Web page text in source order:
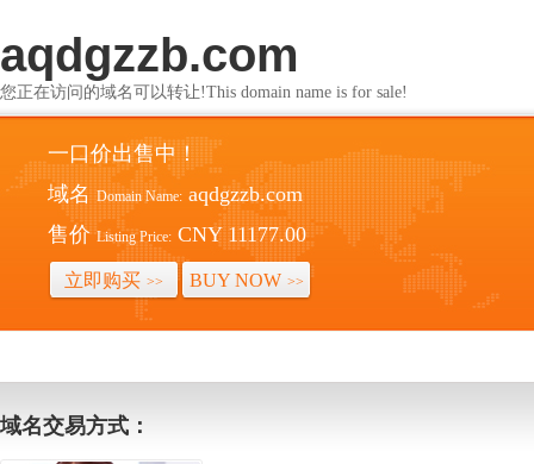
aqdgzzb.com
您正在访问的域名可以转让!This domain name is for sale!
一口价出售中！
域名 Domain Name: aqdgzzb.com
售价 Listing Price: CNY 11177.00
立即购买 >> BUY NOW >>
域名交易方式：